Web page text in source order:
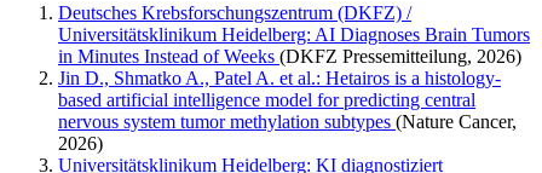
Deutsches Krebsforschungszentrum (DKFZ) /
Universitätsklinikum Heidelberg: AI Diagnoses Brain Tumors
in Minutes Instead of Weeks (DKFZ Pressemitteilung, 2026)
Jin D., Shmatko A., Patel A. et al.: Hetairos is a histology-
based artificial intelligence model for predicting central
nervous system tumor methylation subtypes (Nature Cancer,
2026)
Universitätsklinikum Heidelberg: KI diagnostiziert